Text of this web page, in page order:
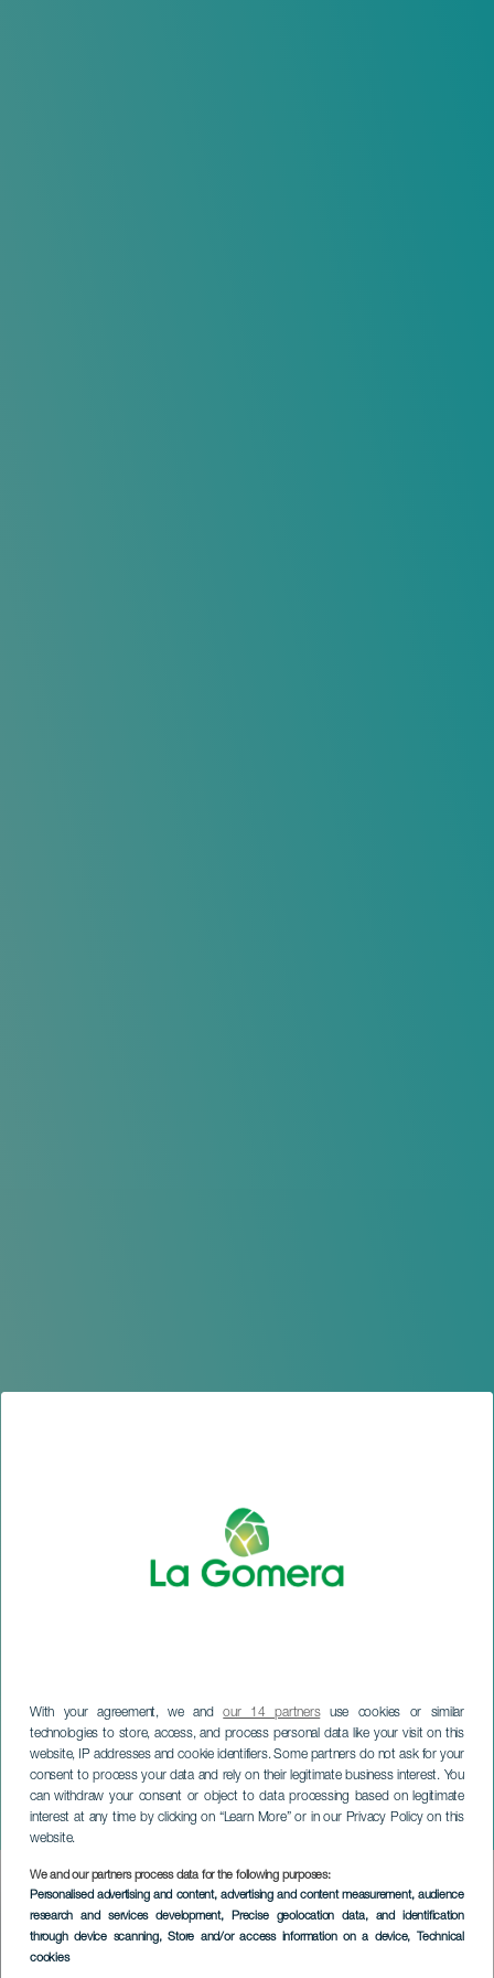
With your agreement, we andour 14 partnersuse cookies or similar
technologies to store, access, and process personal data like your visit on this
website, IP addresses and cookie identifiers. Some partners do not ask for your
consent to process your data and rely on their legitimate business interest. You
can withdraw your consent or object to data processing based on legitimate
interest at any time by clicking on “Learn More” or in our Privacy Policy on this
website.
We and our partners process data for the following purposes:
Personalised advertising and content, advertising and content measurement, audience
research and services development, Precise geolocation data, and identification
through device scanning, Store and/or access information on a device, Technical
cookies
Feesten van Tamargada
LA GOMERA
Imagen
Listado